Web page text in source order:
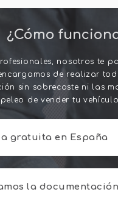
¿Cómo
nosotros te
de realizar
sin sobrecoste ni las
de vender tu vehículo.
gratuita en España
la documentación